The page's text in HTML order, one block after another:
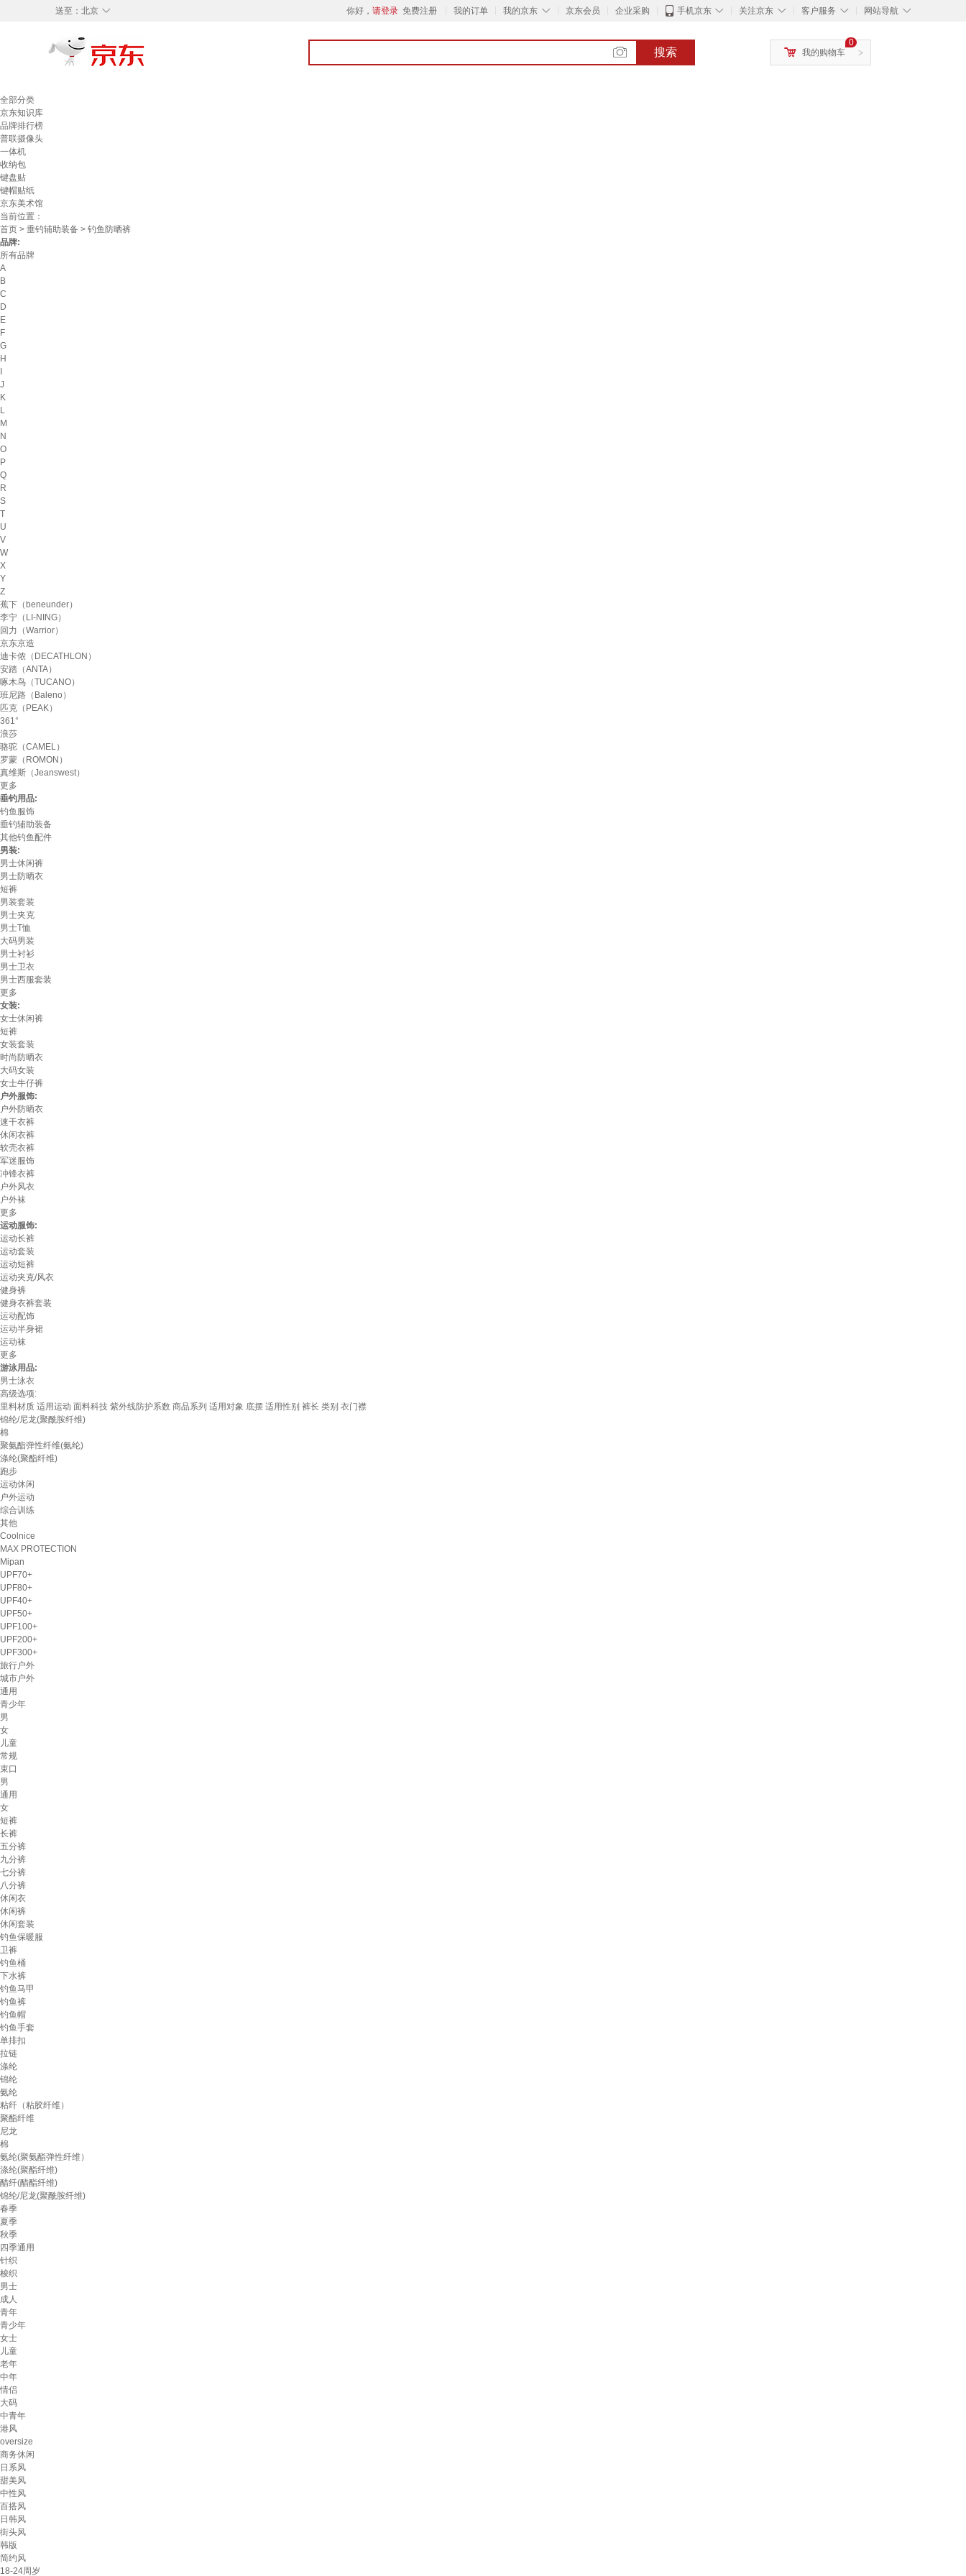
◇
送至： 北京 你好， 请登录 免费注册 我的订单 ◇
我的京东 京东会员 企业采购 ◇
手机京东 ◇
关注京东 ◇
客户服务 ◇
网站导航
搜索 >
0
我的购物车
全部分类
京东知识库
品牌排行榜
普联摄像头
一体机
收纳包
键盘贴
键帽贴纸
京东美术馆
当前位置：
首页 > 垂钓辅助装备 > 钓鱼防晒裤
品牌:
所有品牌
A
B
C
D
E
F
G
H
J
K
L
M
N
O
P
Q
R
S
T
U
V
W
X
Y
Z
蕉下（beneunder）
李宁（LI-NING）
回力（Warrior）
京东京造
迪卡侬（DECATHLON）
安踏（ANTA）
啄木鸟（TUCANO）
班尼路（Baleno）
匹克（PEAK）
361°
浪莎
骆驼（CAMEL）
罗蒙（ROMON）
真维斯（Jeanswest）
更多
垂钓用品:
钓鱼服饰
垂钓辅助装备
其他钓鱼配件
男装:
男士休闲裤
男士防晒衣
短裤
男装套装
男士夹克
男士T恤
大码男装
男士衬衫
男士卫衣
男士西服套装
更多
女装:
女士休闲裤
短裤
女装套装
时尚防晒衣
大码女装
女士牛仔裤
户外服饰:
户外防晒衣
速干衣裤
休闲衣裤
软壳衣裤
军迷服饰
冲锋衣裤
户外风衣
户外袜
更多
运动服饰:
运动长裤
运动套装
运动短裤
运动夹克/风衣
健身裤
健身衣裤套装
运动配饰
运动半身裙
运动袜
更多
游泳用品:
男士泳衣
高级选项:
里料材质 适用运动 面料科技 紫外线防护系数 商品系列 适用对象 底摆 适用性别 裤长 类别 衣门襟
锦纶/尼龙(聚酰胺纤维)
棉
聚氨酯弹性纤维(氨纶)
涤纶(聚酯纤维)
跑步
运动休闲
户外运动
综合训练
其他
Coolnice
MAX PROTECTION
Mipan
UPF70+
UPF80+
UPF40+
UPF50+
UPF100+
UPF200+
UPF300+
旅行户外
城市户外
通用
青少年
男
女
儿童
常规
束口
男
通用
女
短裤
长裤
五分裤
九分裤
七分裤
八分裤
休闲衣
休闲裤
休闲套装
钓鱼保暖服
卫裤
钓鱼桶
下水裤
钓鱼马甲
钓鱼裤
钓鱼帽
钓鱼手套
单排扣
拉链
涤纶
锦纶
氨纶
粘纤（粘胶纤维）
聚酯纤维
尼龙
棉
氨纶(聚氨酯弹性纤维）
涤纶(聚酯纤维)
醋纤(醋酯纤维)
锦纶/尼龙(聚酰胺纤维)
春季
夏季
秋季
四季通用
针织
梭织
男士
成人
青年
青少年
女士
儿童
老年
中年
情侣
大码
中青年
港风
oversize
商务休闲
日系风
甜美风
中性风
百搭风
日韩风
街头风
韩版
简约风
18-24周岁